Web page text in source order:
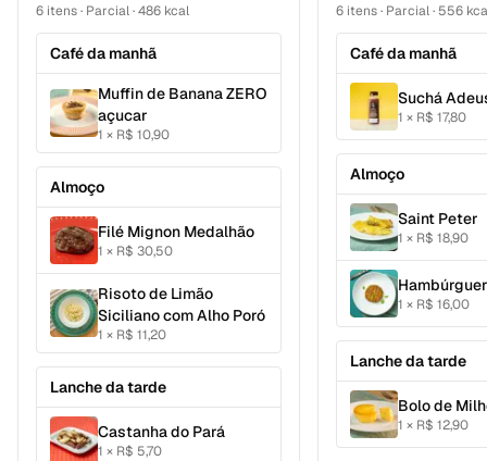
6 itens· Parcial · 486 kcal
Café da manhã
Muffin de Banana ZERO
açucar
1 × R$ 10,90
Almoço
Filé Mignon Medalhão
1 × R$ 30,50
Risoto de Limão
Siciliano com Alho Poró
1 × R$ 11,20
Lanche da tarde
Castanha do Pará
1 × R$ 5,70
6 itens· Parcial · 556
Café da manhã
Suchá
1 × R$ 17,80
Almoço
Saint Peter
1 × R$ 18,90
1 × R$ 16,00
Lanche da tarde
Bolo de
1 × R$ 12,90